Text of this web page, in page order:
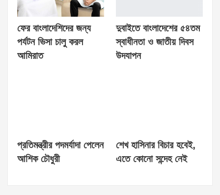
ফের বাংলাদেশিদের জন্য
পর্যটন ভিসা চালু করল
আমিরাত
দুবাইতে বাংলাদেশের ৫৪তম
স্বাধীনতা ও জাতীয় দিবস
উদযাপন
প্রতিমন্ত্রীর পদমর্যাদা পেলেন
আশিক চৌধুরী
শেখ হাসিনার বিচার হবেই,
এতে কোনো সন্দেহ নেই